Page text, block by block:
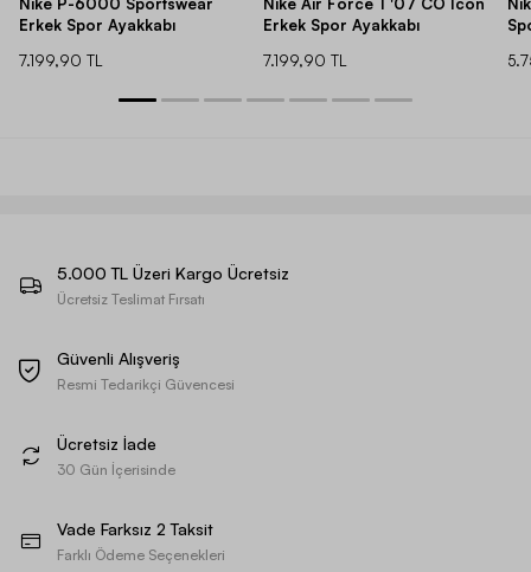
Erkek Spor Ayakkabı
7.199,90 TL
Erkek Spor Ayakkabı
7.199,90 TL
5.000 TL Üzeri Kargo Ücretsiz
Ücretsiz Teslimat Fırsatı
Güvenli Alışveriş
Resmi Tedarikçi Güvencesi
Ücretsiz İade
30 Gün İçerisinde
Vade Farksız 2 Taksit
Farklı Ödeme Seçenekleri